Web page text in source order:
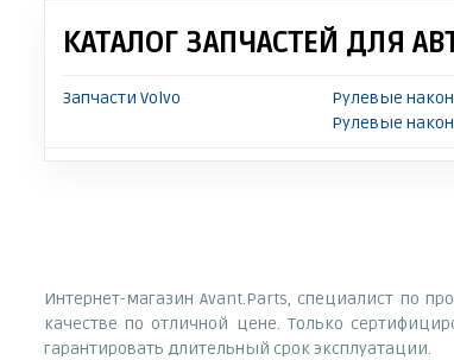
КАТАЛОГ ЗАПЧАСТЕЙ ДЛЯ
Запчасти Volvo Рулевые
Рулевые
Интернет-магазин Avant.Parts, специалист по
качестве по отличной цене. Только
гарантировать длительный срок эксплуатации.